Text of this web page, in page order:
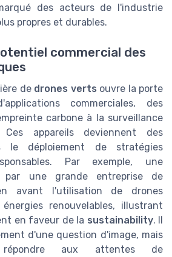
des acteurs de l'industrie
propres et durables.
commercial des
de drones verts ouvre la porte
commerciales, des
carbone à la surveillance
Ces appareils deviennent des
le déploiement de stratégies
Par exemple, une
par une grande entreprise de
avant l'utilisation de drones
renouvelables, illustrant
en faveur de la sustainability. Il
d'une question d'image, mais
aux attentes de